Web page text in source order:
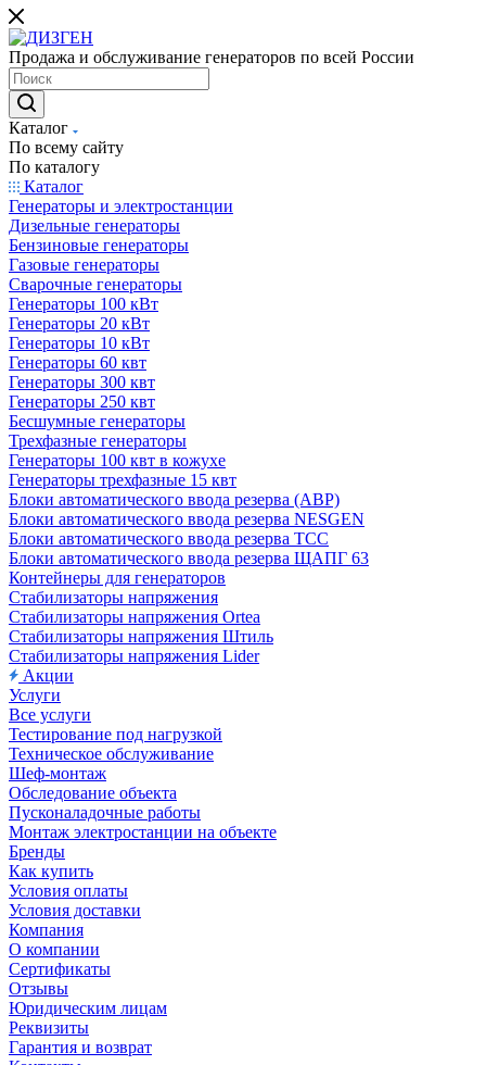
Продажа и обслуживание генераторов по всей России
Каталог
По всему сайту
По каталогу
Каталог
Генераторы и электростанции
Дизельные генераторы
Бензиновые генераторы
Газовые генераторы
Сварочные генераторы
Генераторы 100 кВт
Генераторы 20 кВт
Генераторы 10 кВт
Генераторы 60 квт
Генераторы 300 квт
Генераторы 250 квт
Бесшумные генераторы
Трехфазные генераторы
Генераторы 100 квт в кожухе
Генераторы трехфазные 15 квт
Блоки автоматического ввода резерва (АВР)
Блоки автоматического ввода резерва NESGEN
Блоки автоматического ввода резерва ТСС
Блоки автоматического ввода резерва ЩАПГ 63
Контейнеры для генераторов
Стабилизаторы напряжения
Стабилизаторы напряжения Ortea
Стабилизаторы напряжения Штиль
Стабилизаторы напряжения Lider
Акции
Услуги
Все услуги
Тестирование под нагрузкой
Техническое обслуживание
Шеф-монтаж
Обследование объекта
Пусконаладочные работы
Монтаж электростанции на объекте
Бренды
Как купить
Условия оплаты
Условия доставки
Компания
О компании
Сертификаты
Отзывы
Юридическим лицам
Реквизиты
Гарантия и возврат